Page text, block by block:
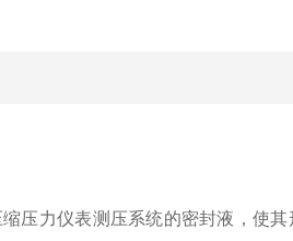
压力仪表测压系统的密封液，使